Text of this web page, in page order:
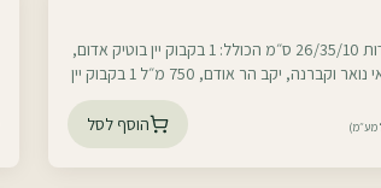
מארז קופסא מעוצב במידות 26/35/10 ס״מ הכולל: 1 בקבוק יין בוטיק אדום,
מסדרת וולקני, מרלו/ גמאי נואר וקברנה, יקב הר אודם, 750 מ״ל 1 בקבוק יין
הוסף לסל